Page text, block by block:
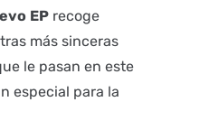
EPrecoge
más sinceras
le pasan en este
especial para la